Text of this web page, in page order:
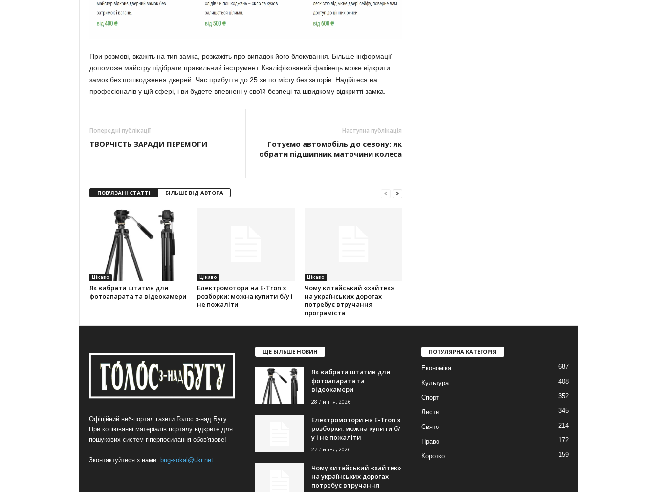
При розмові, вкажіть на тип замка, розкажіть про випадок його блокування. Більше інформації
допоможе майстру підібрати правильний інструмент. Кваліфікований фахівець може відкрити
замок без пошкодження дверей. Час прибуття до 25 хв по місту без заторів. Надійтеся на
професіоналів у цій сфері, і ви будете впевнені у своїй безпеці та швидкому відкритті замка.
Попередні публікації
ТВОРЧІСТЬ ЗАРАДИ ПЕРЕМОГИ
Наступна публікація
Готуємо автомобіль до сезону: як
обрати підшипник маточини колеса
ПОВ'ЯЗАНІ СТАТТІ БІЛЬШЕ ВІД АВТОРА
Цікаво
Як вибрати штатив для
фотоапарата та відеокамери
Цікаво
Електромотори на E-Tron з
розборки: можна купити б/у і
не пожаліти
Цікаво
Чому китайський «хайтек»
на українських дорогах
потребує втручання
програміста
Офіційний веб-портал газети Голос з-над Бугу.
При копіюванні матеріалів порталу відкрите для
пошукових систем гіперпосилання обов'язове!
Зконтактуйтеся з нами: bug-sokal@ukr.net
ЩЕ БІЛЬШЕ НОВИН
Як вибрати штатив для
фотоапарата та
відеокамери
28 Липня, 2026
Електромотори на E-Tron з
розборки: можна купити б/
у і не пожаліти
27 Липня, 2026
Чому китайський «хайтек»
на українських дорогах
потребує втручання
ПОПУЛЯРНА КАТЕГОРІЯ
Економіка 687
Культура 408
Спорт 352
Листи 345
Свято 214
Право 172
Коротко 159